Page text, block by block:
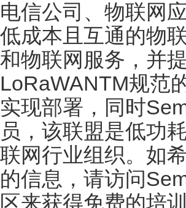
电信公司、物联网
低成本且互通的物
和物联网服务，并
LoRaWANTM规范
实现部署，同时
员，该联盟是低功
联网行业组织。如
的信息，请访问
区来获得免费的培